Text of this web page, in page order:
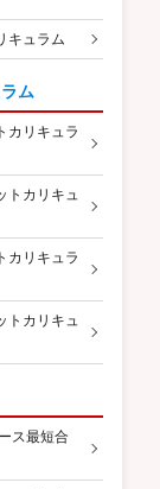
キュラム
ム
カリキュラ
トカリキュ
カリキュラ
トカリキュ
ス最短合